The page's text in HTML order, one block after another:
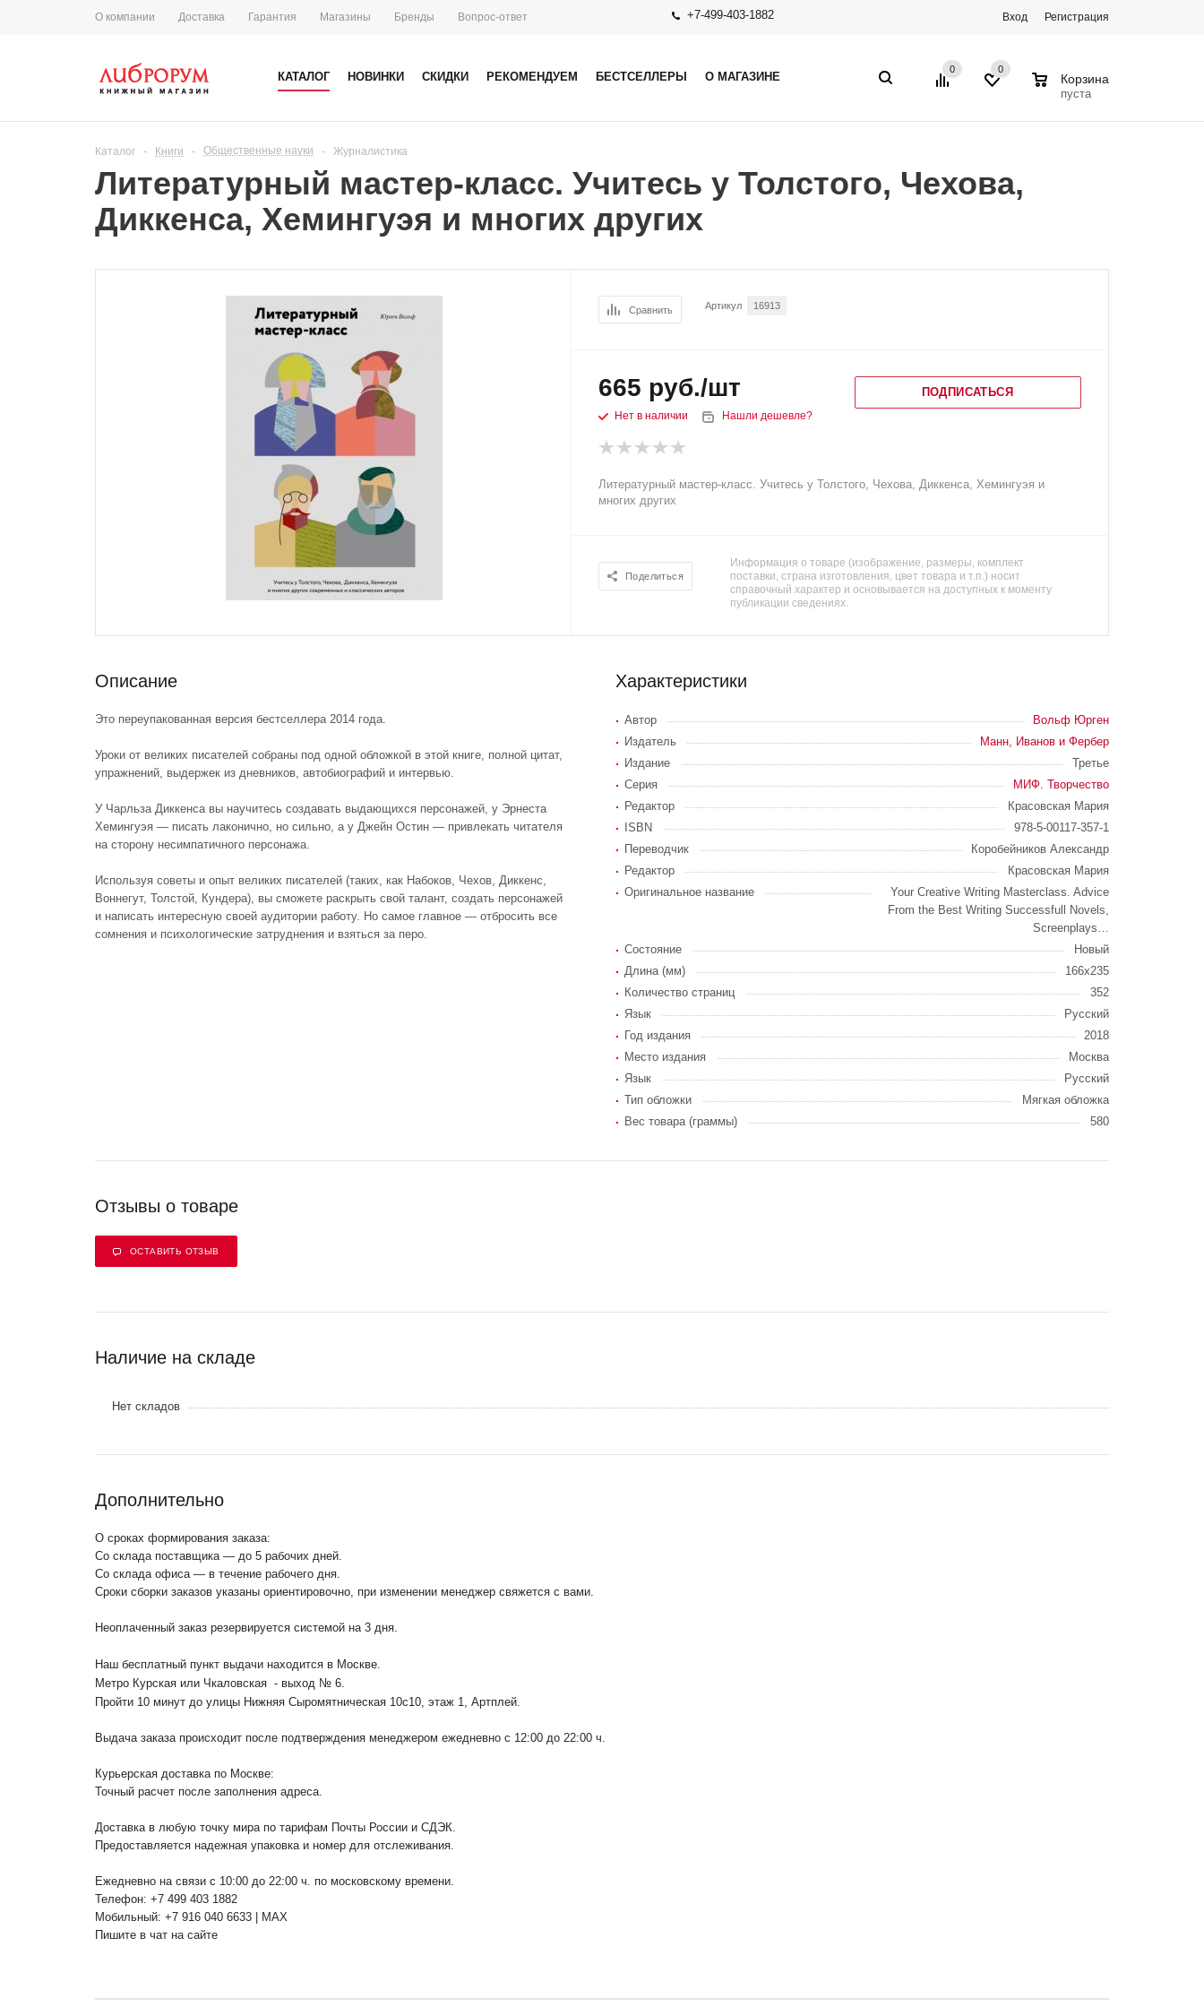
О компании Доставка Гарантия Магазины Бренды Вопрос-ответ +7-499-403-1882 Вход Регистрация
КАТАЛОГ НОВИНКИ СКИДКИ РЕКОМЕНДУЕМ БЕСТСЕЛЛЕРЫ О МАГАЗИНЕ
0 0
Корзина
пуста
Каталог - Книги - Общественные науки - Журналистика
Литературный мастер-класс. Учитесь у Толстого, Чехова,
Диккенса, Хемингуэя и многих других
Сравнить Артикул 16913
665 руб./шт
Нет в наличии Нашли дешевле?
ПОДПИСАТЬСЯ
Литературный мастер-класс. Учитесь у Толстого, Чехова, Диккенса, Хемингуэя и
многих других
Поделиться
Информация о товаре (изображение, размеры, комплект
поставки, страна изготовления, цвет товара и т.п.) носит
справочный характер и основывается на доступных к моменту
публикации сведениях.
Описание
Это переупакованная версия бестселлера 2014 года.
Уроки от великих писателей собраны под одной обложкой в этой книге, полной цитат,
упражнений, выдержек из дневников, автобиографий и интервью.
У Чарльза Диккенса вы научитесь создавать выдающихся персонажей, у Эрнеста
Хемингуэя — писать лаконично, но сильно, а у Джейн Остин — привлекать читателя
на сторону несимпатичного персонажа.
Используя советы и опыт великих писателей (таких, как Набоков, Чехов, Диккенс,
Воннегут, Толстой, Кундера), вы сможете раскрыть свой талант, создать персонажей
и написать интересную своей аудитории работу. Но самое главное — отбросить все
сомнения и психологические затруднения и взяться за перо.
Характеристики
Автор
Вольф Юрген
Издатель
Манн, Иванов и Фербер
Издание
Третье
Серия
МИФ. Творчество
Редактор
Красовская Мария
ISBN
978-5-00117-357-1
Переводчик
Коробейников Александр
Редактор
Красовская Мария
Оригинальное название
Your Creative Writing Masterclass. Advice
From the Best Writing Successfull Novels,
Screenplays…
Состояние
Новый
Длина (мм)
166х235
Количество страниц
352
Язык
Русский
Год издания
2018
Место издания
Москва
Язык
Русский
Тип обложки
Мягкая обложка
Вес товара (граммы)
580
Отзывы о товаре
ОСТАВИТЬ ОТЗЫВ
Наличие на складе
Нет складов
Дополнительно
О сроках формирования заказа:
Со склада поставщика — до 5 рабочих дней.
Со склада офиса — в течение рабочего дня.
Сроки сборки заказов указаны ориентировочно, при изменении менеджер свяжется с вами.
Неоплаченный заказ резервируется системой на 3 дня.
Наш бесплатный пункт выдачи находится в Москве.
Метро Курская или Чкаловская - выход № 6.
Пройти 10 минут до улицы Нижняя Сыромятническая 10с10 , этаж 1, Артплей.
Выдача заказа происходит после подтверждения менеджером ежедневно с 12:00 до 22:00 ч.
Курьерская доставка по Москве:
Точный расчет после заполнения адреса.
Доставка в любую точку мира по тарифам Почты России и СДЭК.
Предоставляется надежная упаковка и номер для отслеживания.
Ежедневно на связи с 10:00 до 22:00 ч. по московскому времени.
Телефон: +7 499 403 1882
Мобильный: +7 916 040 6633 | MAX
Пишите в чат на сайте